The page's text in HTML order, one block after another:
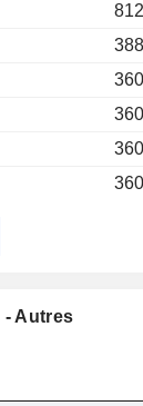
812
388
360
360
360
360
Autres